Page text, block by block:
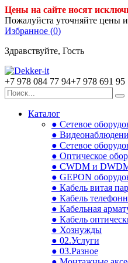
Цены на сайте носят
Пожалуйста уточняйте цены
Избранное (0)
Здравствуйте, Гость
+7 978 084 77 94+7 978 691 95
Каталог
● Сетевое
●
● Сетевое
● Оптическое
● CWDM и
● GEPON
● Кабель витая
● Кабель
● Кабельная
● Кабель
● Хознужды
● 02.Услуги
● 03.Разное